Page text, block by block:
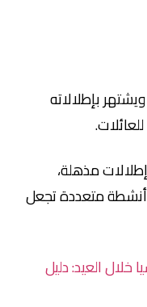
بإطلالاته
مذهلة،
متعددة تجعل
خلال العيد: دليل